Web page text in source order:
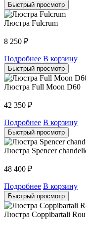
Быстрый просмотр
Люстра Fulcrum
8 250 ₽
Подробнее В корзину
Быстрый просмотр
Люстра Full Moon D60
42 350 ₽
Подробнее В корзину
Быстрый просмотр
Люстра Spencer
48 400 ₽
Подробнее В корзину
Быстрый просмотр
Люстра Coppibartali